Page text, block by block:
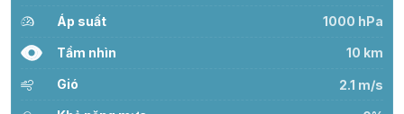
Áp suất 1000 hPa
Tầm nhìn 10 km
Gió 2.1 m/s